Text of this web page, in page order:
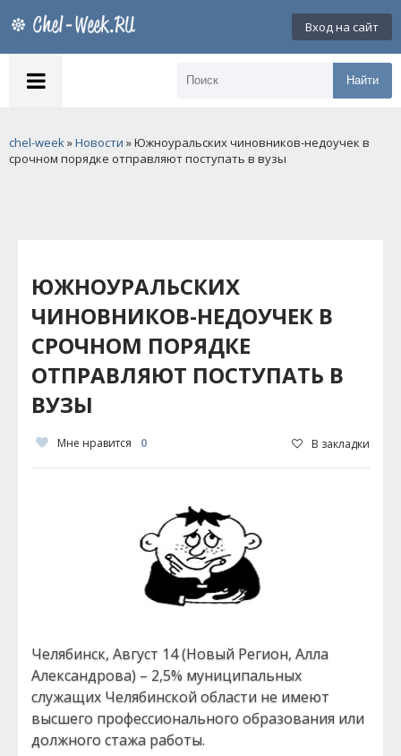
Вход на сайт
Найти
chel-week»Новости » Южноуральских чиновников-недоучек в
срочном порядке отправляют поступать в вузы
ЮЖНОУРАЛЬСКИХ
ЧИНОВНИКОВ-НЕДОУЧЕК В
СРОЧНОМ ПОРЯДКЕ
ОТПРАВЛЯЮТ ПОСТУПАТЬ В
ВУЗЫ
Мне нравится 0 В закладки
Челябинск, Август 14 (Новый Регион, Алла
Александрова) – 2,5% муниципальных
служащих Челябинской области не имеют
высшего профессионального образования или
должного стажа работы.